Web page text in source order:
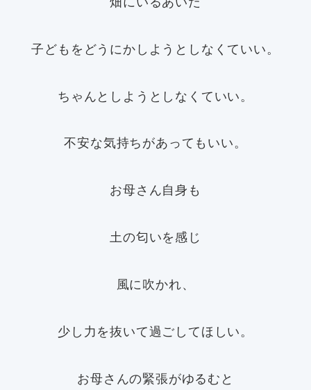
子どもをどうにかしようとしなくていい。
ちゃんとしようとしなくていい。
不安な気持ちがあってもいい。
お母さん自身も
土の匂いを感じ
風に吹かれ、
少し力を抜いて過ごしてほしい。
お母さんの緊張がゆるむと